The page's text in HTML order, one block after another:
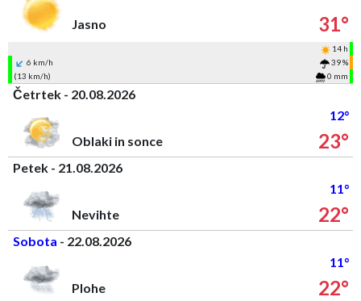
Jasno
31°
14 h
6 km/h
39 %
(13 km/h)
0 mm
Četrtek - 20.08.2026
12°
Oblaki in sonce
23°
Petek - 21.08.2026
11°
Nevihte
22°
Sobota - 22.08.2026
11°
Plohe
22°